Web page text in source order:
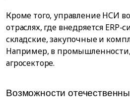
Кроме того, управление НСИ
отраслях, где внедряется
складские, закупочные и
Например, в промышленности,
агросекторе.
Возможности